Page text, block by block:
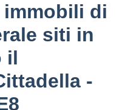
di
siti in
il
-